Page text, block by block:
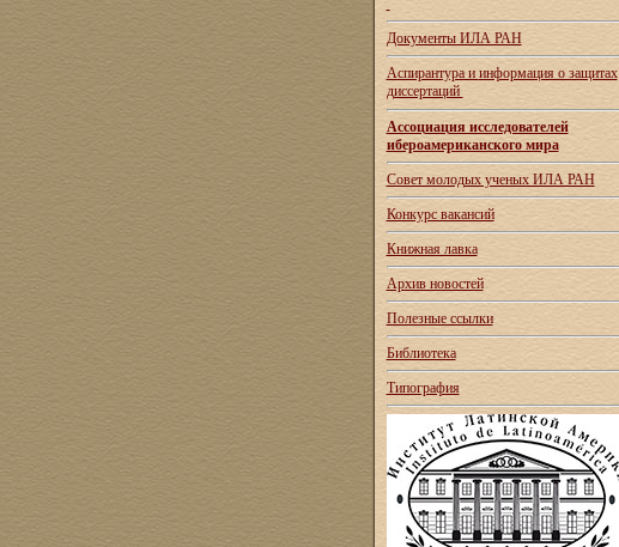
Документы ИЛА РАН
Аспирантура и информация о защитах
диссертаций
Ассоциация исследователей
ибероамериканского мира
Совет молодых ученых ИЛА РАН
Конкурс вакансий
Книжная лавка
Архив новостей
Полезные ссылки
Библиотека
Типография